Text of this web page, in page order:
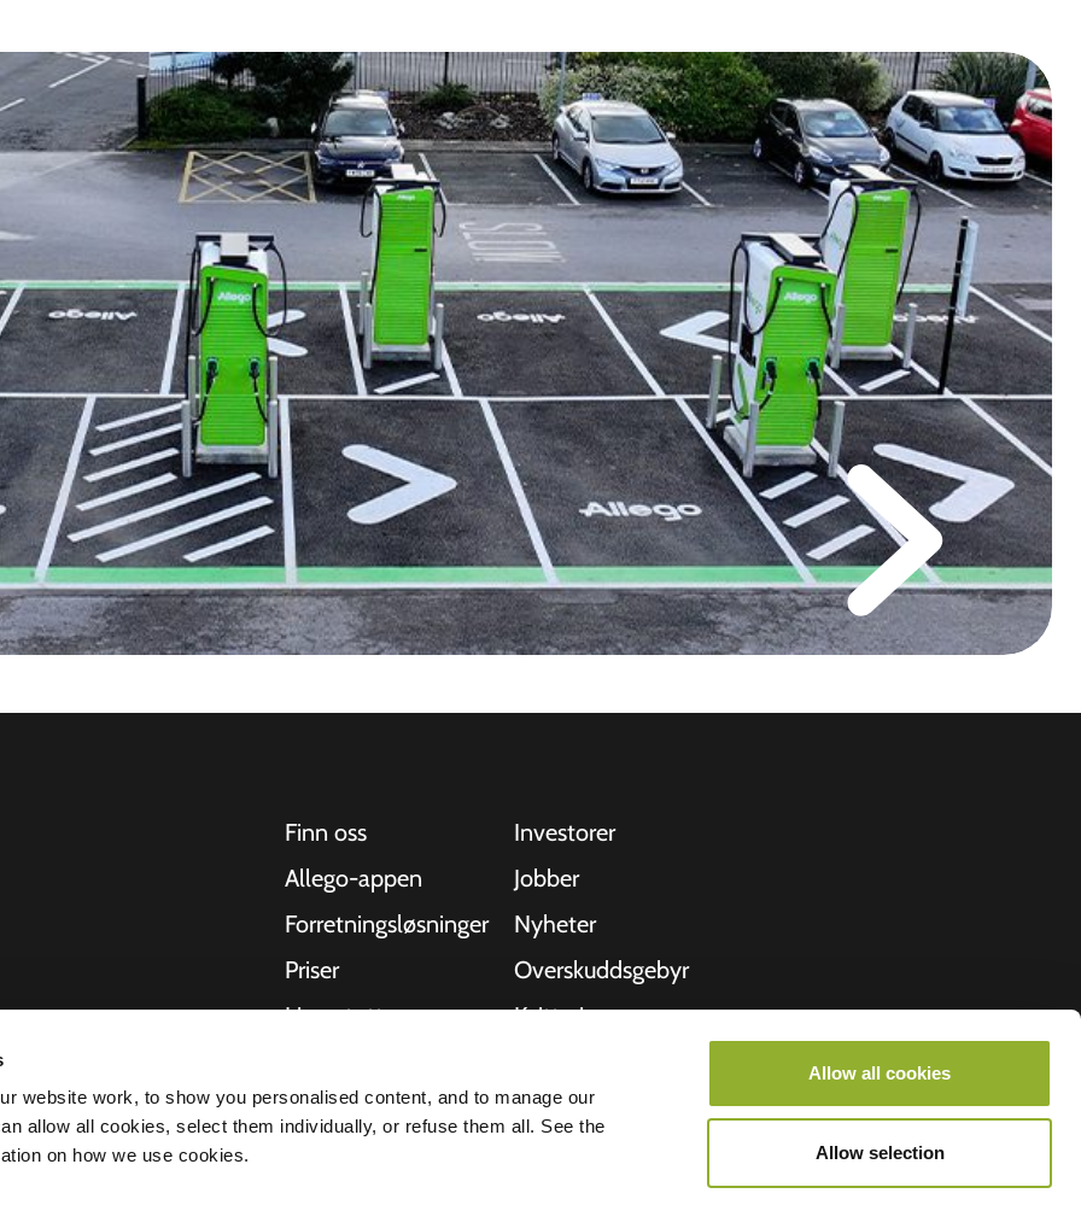
website work, to show you personalised content, and to manage our
allow all cookies, select them individually, or refuse them all. See the
on how we use cookies.
Allow all cookies
Allow selection
busser og
å levere den
til
Finn oss
Allego-appen
Forretningsløsninger
Priser
Live-støtte
-leverandører
Investorer
Jobber
Nyheter
Overskuddsgebyr
Kvittering
Stroometiket